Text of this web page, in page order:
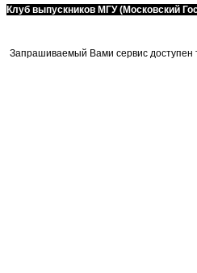
Клуб выпускников МГУ (Московский
Запрашиваемый Вами сервис доступен